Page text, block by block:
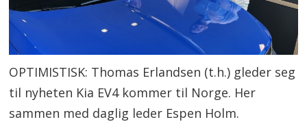
OPTIMISTISK: Thomas Erlandsen (t.h.) gleder seg
til nyheten Kia EV4 kommer til Norge. Her
sammen med daglig leder Espen Holm.